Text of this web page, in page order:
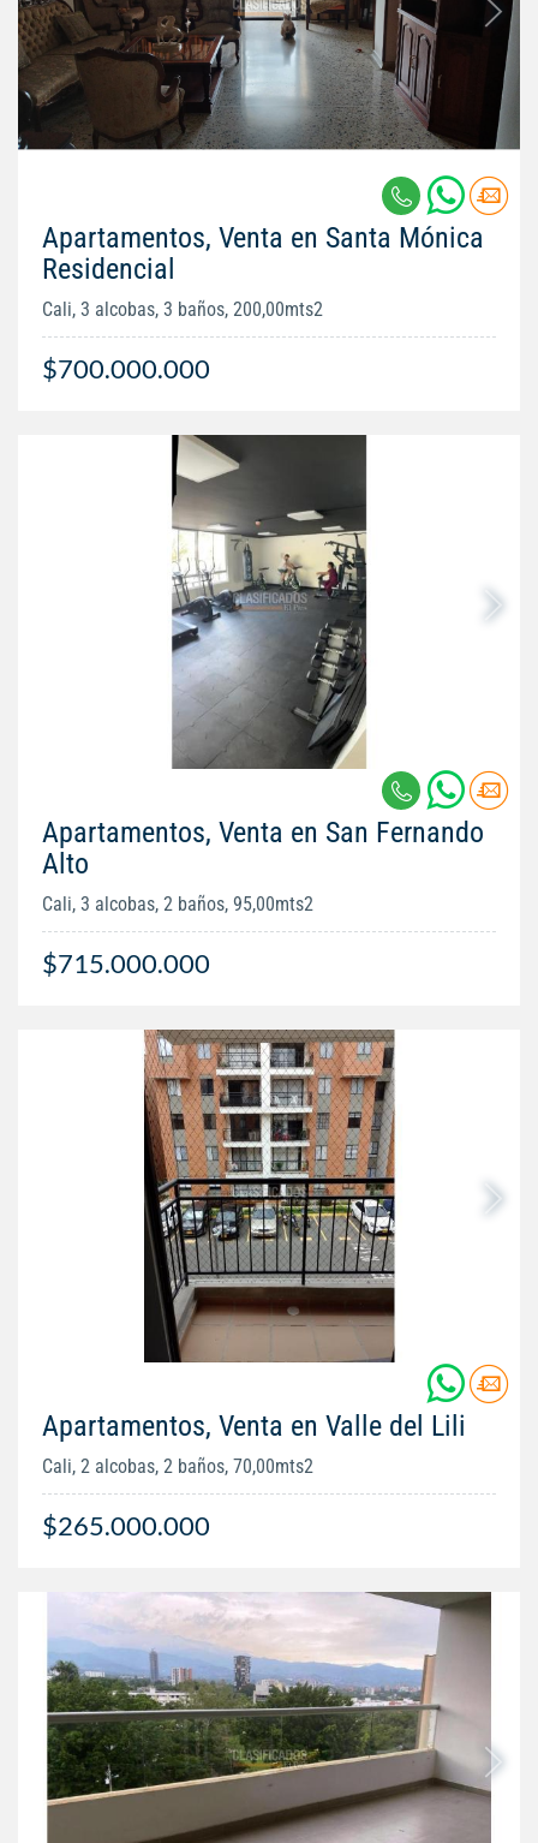
Apartamentos, Venta en Santa Mónica
Residencial
Cali, 3 alcobas, 3 baños, 200,00mts2
$700.000.000
Apartamentos, Venta en San Fernando
Alto
Cali, 3 alcobas, 2 baños, 95,00mts2
$715.000.000
Apartamentos, Venta en Valle del Lili
Cali, 2 alcobas, 2 baños, 70,00mts2
$265.000.000